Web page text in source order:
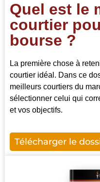
Quel est le
courtier
bourse ?
La première chose à
courtier idéal. Dans ce
meilleurs courtiers du
sélectionner celui qui
et vos objectifs.
Télécharger le